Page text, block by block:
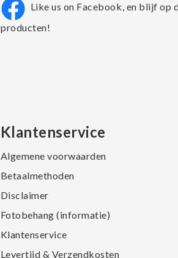
Like us on Facebook, en blijf op
producten!
Klantenservice
Algemene voorwaarden
Betaalmethoden
Disclaimer
Fotobehang (informatie)
Klantenservice
Levertijd & Verzendkosten